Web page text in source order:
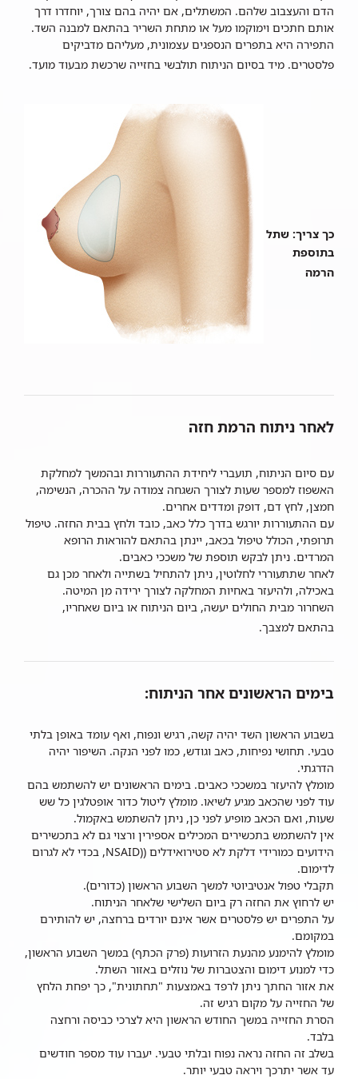
הדם והעצבוב שלהם. המשתלים, אם יהיה בהם צורך, יוחדרו דרך
אותם חתכים וימוקמו מעל או מתחת השריר בהתאם למבנה השד.
התפירה היא בתפרים הנספגים עצמונית, מעליהם מדביקים
פלסטרים. מיד בסיום הניתוח תולבשי בחזייה שרכשת מבעוד מועד.
כך צריך: שתל
בתוספת
הרמה​
לאחר ניתוח הרמת חזה
עם סיום הניתוח, תועברי ליחידת ההתעוררות ובהמשך למחלקת
האשפוז למספר שעות לצורך השגחה צמודה על ההכרה, הנשימה,
חמצן, לחץ דם, דופק ומדדים אחרים.
עם ההתעוררות יורגש בדרך כלל כאב, כובד ולחץ בבית החזה. טיפול
תרופתי, הכולל טיפול בכאב, יינתן בהתאם להוראות הרופא
המרדים. ניתן לבקש תוספת של משככי כאבים.
לאחר שתתעוררי לחלוטין, ניתן להתחיל בשתייה ולאחר מכן גם
באכילה, ולהיעזר באחיות המחלקה לצורך ירידה מן המיטה.
השחרור מבית החולים יעשה, ביום הניתוח או ביום שאחריו,
בהתאם למצבך.
בימים הראשונים אחר הניתוח:
בשבוע הראשון השד יהיה קשה, רגיש ונפוח, ואף עומד באופן בלתי
טבעי. תחושי נפיחות, כאב וגודש, כמו לפני הנקה. השיפור יהיה
הדרגתי.
מומלץ להיעזר במשככי כאבים. בימים הראשונים יש להשתמש בהם
עוד לפני שהכאב מגיע לשיאו. מומלץ ליטול כדור אופטלגין כל שש
שעות, ואם הכאב מופיע לפני כן, ניתן להשתמש באקמול.
אין להשתמש בתכשירים המכילים אספירין ורצוי גם לא בתכשירים
הידועים כמורידי דלקת לא סטירואידלים ((NSAID, בכדי לא לגרום
לדימום.
תקבלי טפול אנטיביוטי למשך השבוע הראשון (כדורים).
יש לרחוץ את החזה רק ביום השלישי שלאחר הניתוח.
על התפרים יש פלסטרים אשר אינם יורדים ברחצה, יש להותירם
במקומם.
מומלץ להימנע מהנעת הזרועות (פרק הכתף) במשך השבוע הראשון,
כדי למנוע דימום והצטברות של נוזלים באזור השתל.
את אזור החתך ניתן לרפד באמצעות "תחתונית", כך יפחת הלחץ
של החזייה על מקום רגיש זה.
הסרת החזייה במשך החודש הראשון היא לצרכי כביסה ורחצה
בלבד.
בשלב זה החזה נראה נפוח ובלתי טבעי. יעברו עוד מספר חודשים
עד אשר יתרכך ויראה טבעי יותר.